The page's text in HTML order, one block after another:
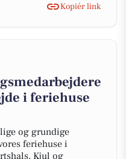
Kopiér link
i feriehuse
og grundige
feriehuse i
Kjul og